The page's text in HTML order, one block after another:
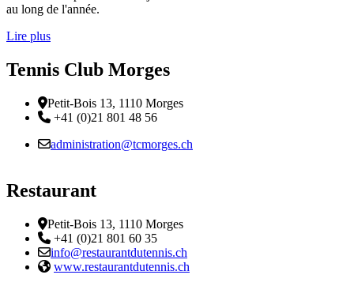
au long de l'année.
Lire plus
Tennis Club Morges
Adresse
Petit-Bois 13, 1110 Morges
Téléphone:
+41 (0)21 801 48 56
Email :
administration@tcmorges.ch
Restaurant
Adresse
Petit-Bois 13, 1110 Morges
Téléphone:
+41 (0)21 801 60 35
Email :
info@restaurantdutennis.ch
Site web:
www.restaurantdutennis.ch